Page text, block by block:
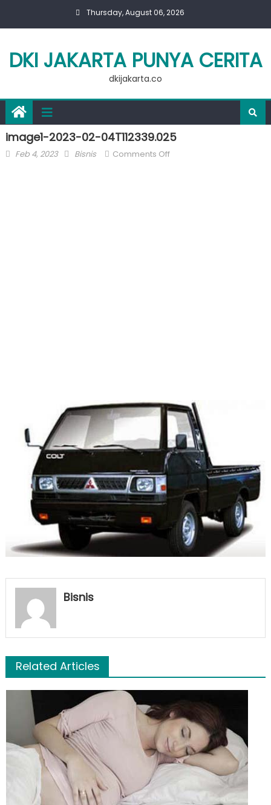
Thursday, August 06, 2026
DKI JAKARTA PUNYA CERITA
dkijakarta.co
image1-2023-02-04T112339.025
Posted
Feb 4, 2023 Author
Bisnis Comments Offon
Bisnis
Related Articles